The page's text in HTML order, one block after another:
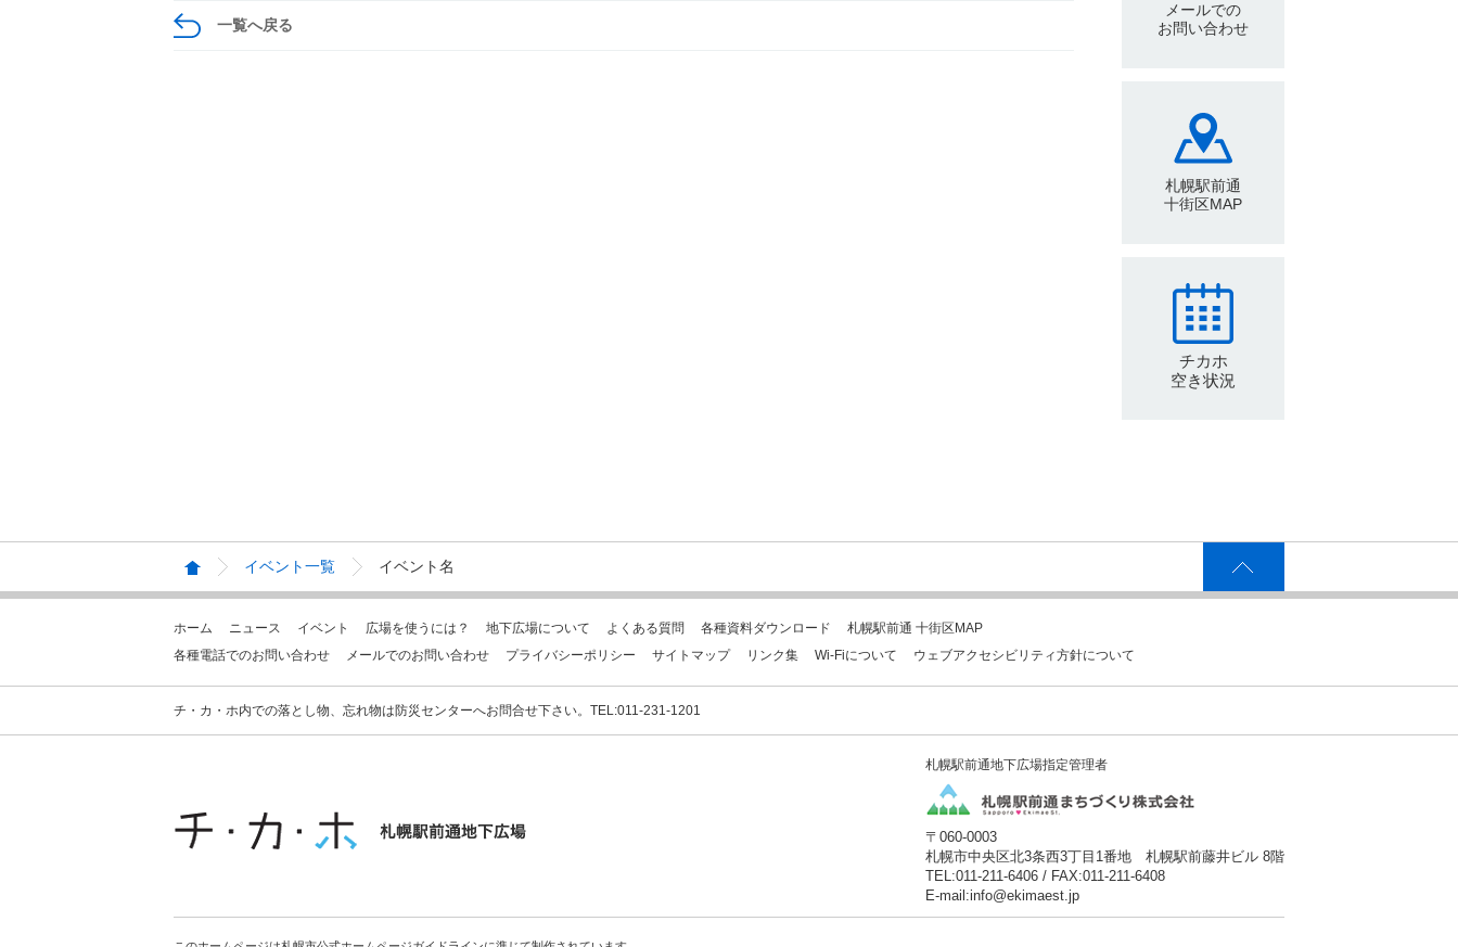
一覧へ戻る
メールでの
お問い合わせ
札幌駅前通
十街区MAP
チカホ
空き状況
イベント一覧 イベント名
ホーム ニュース イベント 広場を使うには？ 地下広場について よくある質問 各種資料ダウンロード
札幌駅前通 十街区MAP
各種電話でのお問い合わせ
メールでのお問い合わせ プライバシーポリシー サイトマップ リンク集 Wi-Fiについて ウェブアクセシビリティ方針について
チ・カ・ホ内での落とし物、忘れ物は防災センターへお問合せ下さい。TEL:011-231-1201
札幌駅前通地下広場指定管理者
〒060-0003
札幌市中央区北3条西3丁目1番地 札幌駅前藤井ビル 8階
TEL:011-211-6406 / FAX:011-211-6408
E-mail:info@ekimaest.jp